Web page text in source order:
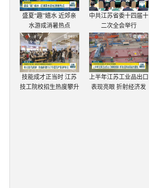
盛夏“趣”嬉水 近郊亲
水游成消暑热点
中共江苏省委十四届十
二次全会举行
技能成才正当时 江苏
技工院校招生热度攀升
上半年江苏工业品出口
表现亮眼 折射经济发